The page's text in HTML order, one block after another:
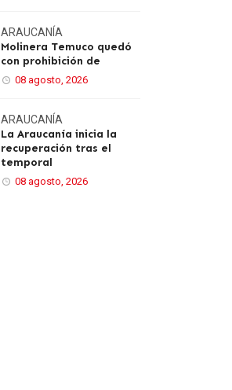
ARAUCANÍA
Molinera Temuco quedó
con prohibición de
08 agosto, 2026
ARAUCANÍA
La Araucanía inicia la
recuperación tras el
temporal
08 agosto, 2026